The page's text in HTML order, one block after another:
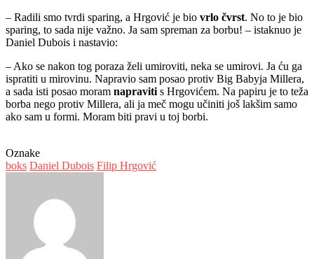
– Radili smo tvrdi sparing, a Hrgović je bio vrlo čvrst. No to je bio
sparing, to sada nije važno. Ja sam spreman za borbu! – istaknuo je
Daniel Dubois i nastavio:
– Ako se nakon tog poraza želi umiroviti, neka se umirovi. Ja ću ga
ispratiti u mirovinu. Napravio sam posao protiv Big Babyja Millera,
a sada isti posao moram napraviti s Hrgovićem. Na papiru je to teža
borba nego protiv Millera, ali ja meč mogu učiniti još lakšim samo
ako sam u formi. Moram biti pravi u toj borbi.
Oznake
boks Daniel Dubois Filip Hrgović